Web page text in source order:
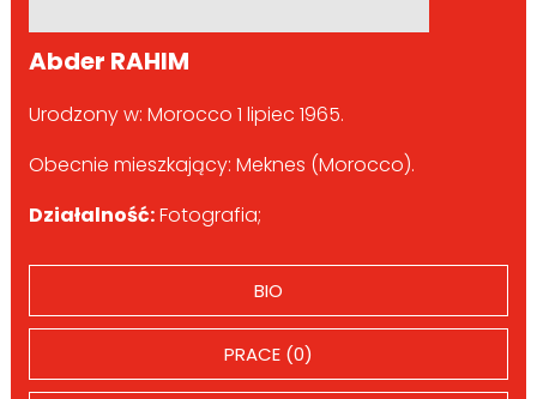
Abder RAHIM
Urodzony w: Morocco 1 lipiec 1965.
Obecnie mieszkający: Meknes (Morocco).
Działalność:Fotografia;
BIO
PRACE (0)